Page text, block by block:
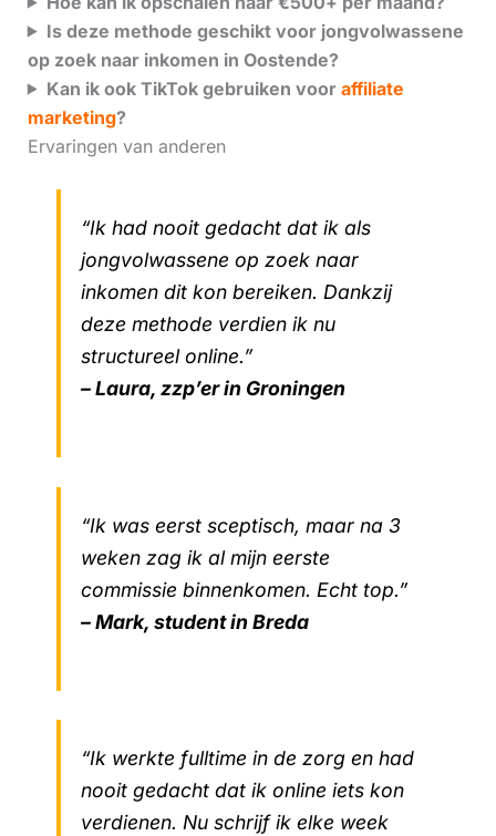
Is deze methode geschikt voor jongvolwassene
op zoek naar inkomen in Oostende?
Kan ik ook TikTok gebruiken voor affiliate
marketing?
Ervaringen van anderen
“Ik had nooit gedacht dat ik als
jongvolwassene op zoek naar
inkomen dit kon bereiken. Dankzij
deze methode verdien ik nu
structureel online.”
– Laura, zzp’er in Groningen
“Ik was eerst sceptisch, maar na 3
weken zag ik al mijn eerste
commissie binnenkomen. Echt top.”
– Mark, student in Breda
“Ik werkte fulltime in de zorg en had
nooit gedacht dat ik online iets kon
verdienen. Nu schrijf ik elke week